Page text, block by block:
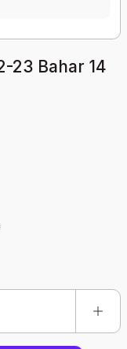
23 Bahar 14